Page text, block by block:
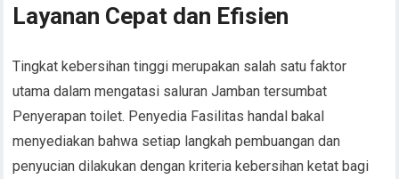
Layanan Cepat dan Efisien
Tingkat kebersihan tinggi merupakan salah satu faktor
utama dalam mengatasi saluran Jamban tersumbat
Penyerapan toilet. Penyedia Fasilitas handal bakal
menyediakan bahwa setiap langkah pembuangan dan
penyucian dilakukan dengan kriteria kebersihan ketat bagi